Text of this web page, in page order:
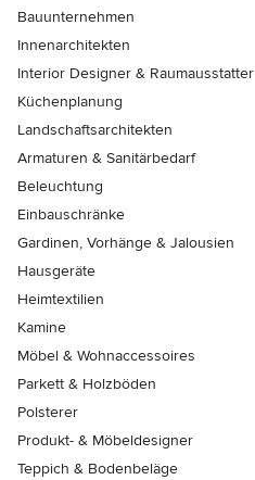
Bauunternehmen
Innenarchitekten
Interior Designer & Raumausstatter
Küchenplanung
Landschaftsarchitekten
Armaturen & Sanitärbedarf
Beleuchtung
Einbauschränke
Gardinen, Vorhänge & Jalousien
Hausgeräte
Heimtextilien
Kamine
Möbel & Wohnaccessoires
Parkett & Holzböden
Polsterer
Produkt- & Möbeldesigner
Teppich & Bodenbeläge